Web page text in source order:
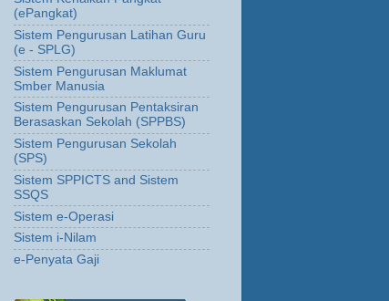
(ePangkat)
Sistem Pengurusan Latihan Guru
(e - SPLG)
Sistem Pengurusan Maklumat
Smber Manusia
Sistem Pengurusan Pentaksiran
Berasaskan Sekolah (SPPBS)
Sistem Pengurusan Sekolah
(SPS)
Sistem SPPICTS and Sistem
SSQS
Sistem e-Operasi
Sistem i-Nilam
e-Penyata Gaji